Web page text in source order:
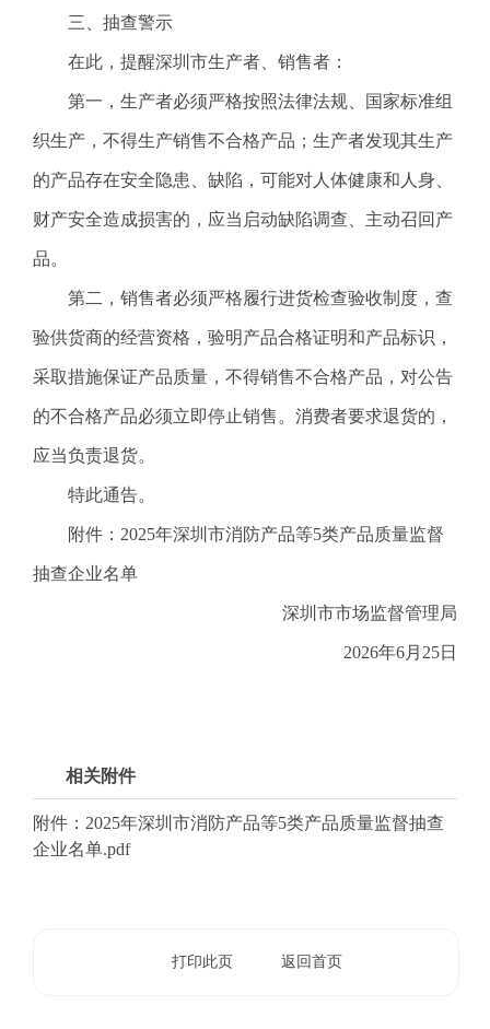
三、抽查警示
在此，提醒深圳市生产者、销售者：
第一，生产者必须严格按照法律法规、国家标准组
织生产，不得生产销售不合格产品；生产者发现其生产
的产品存在安全隐患、缺陷，可能对人体健康和人身、
财产安全造成损害的，应当启动缺陷调查、主动召回产
品。
第二，销售者必须严格履行进货检查验收制度，查
验供货商的经营资格，验明产品合格证明和产品标识，
采取措施保证产品质量，不得销售不合格产品，对公告
的不合格产品必须立即停止销售。消费者要求退货的，
应当负责退货。
特此通告。
附件：2025年深圳市消防产品等5类产品质量监督
抽查企业名单
深圳市市场监督管理局
2026年6月25日
相关附件
附件：2025年深圳市消防产品等5类产品质量监督抽查
企业名单.pdf
打印此页 返回首页